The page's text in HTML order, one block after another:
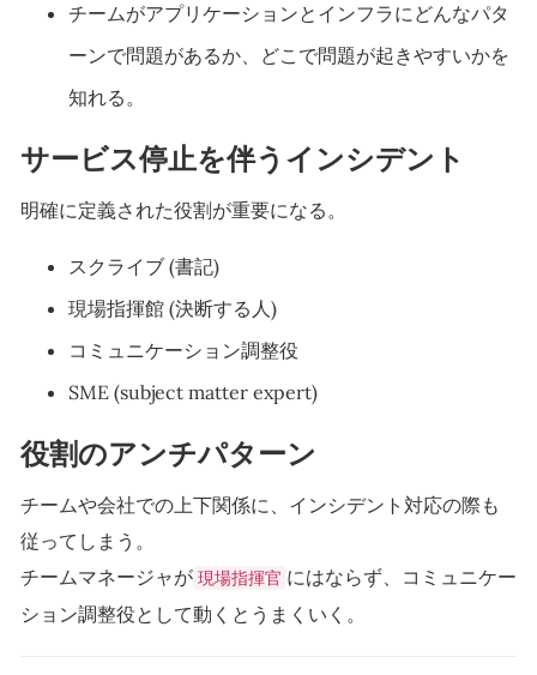
チームがアプリケーションとインフラにどんなパタ
ーンで問題があるか、どこで問題が起きやすいかを
知れる。
サービス停止を伴うインシデント
明確に定義された役割が重要になる。
スクライブ (書記)
現場指揮館 (決断する人)
コミュニケーション調整役
SME (subject matter expert)
役割のアンチパターン
チームや会社での上下関係に、インシデント対応の際も
従ってしまう。
チームマネージャが 現場指揮官 にはならず、コミュニケー
ション調整役として動くとうまくいく。